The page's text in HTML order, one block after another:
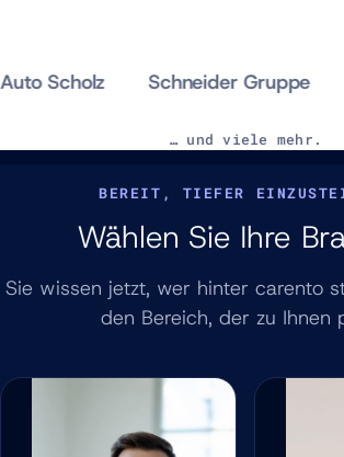
Scholz Schneider Gruppe
… und viele mehr.
BEREIT, TIEFER
Wählen Sie Ihre
Sie wissen jetzt, wer hinter carento
den Bereich, der zu Ihnen